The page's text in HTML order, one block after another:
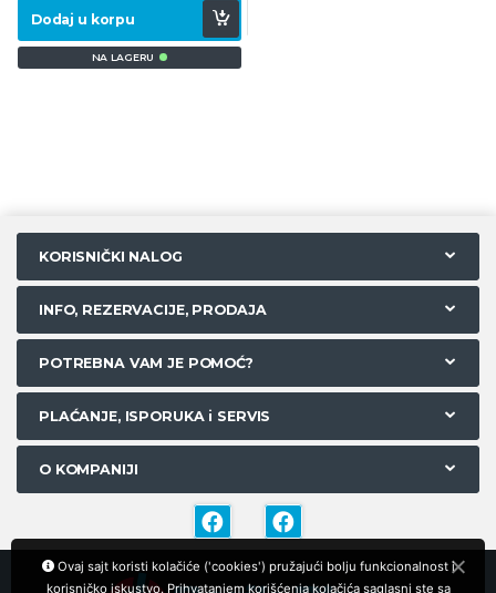
Dodaj u korpu
NA LAGERU
KORISNIČKI NALOG
INFO, REZERVACIJE, PRODAJA
POTREBNA VAM JE POMOĆ?
PLAĆANJE, ISPORUKA i SERVIS
O KOMPANIJI
Ovaj sajt koristi kolačiće ('cookies') pružajući bolju funkcionalnost i
korisničko iskustvo. Prihvatanjem korišćenja kolačića saglasni ste sa